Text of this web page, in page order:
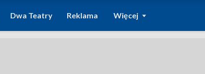
Dwa Teatry Reklama Więcej